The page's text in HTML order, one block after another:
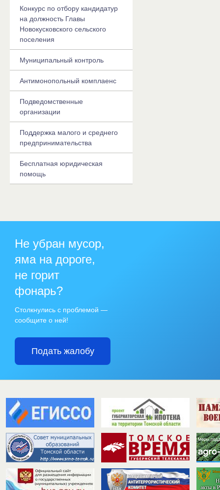
Конкурс по отбору кандидатур
на должность Главы
Новокусковского сельского
поселения
Муниципальный контроль
Антимонопольный комплаенс
Подведомственные
организации
Поддержка малого и среднего
предпринимательства
Бесплатная юридическая
помощь
Не убран мусор,
яма на дороге,
не горит
фонарь?
Столкнулись с проблемой —
сообщите о ней!
Подать жалобу